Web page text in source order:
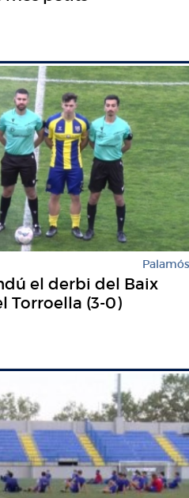
Palamós
el derbi del Baix
Torroella (3-0)